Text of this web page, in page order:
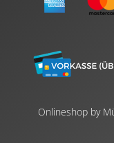
Onlineshop by